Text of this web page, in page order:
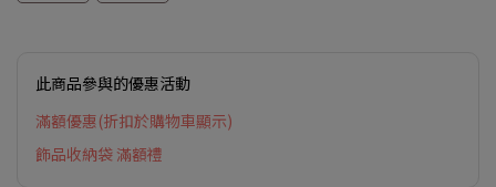
此商品參與的優惠活動
滿額優惠(折扣於購物車顯示)
飾品收納袋 滿額禮